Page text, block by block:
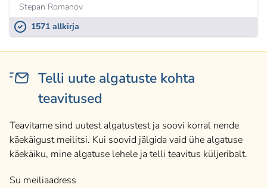
Stepan Romanov
1571 allkirja
Telli uute algatuste kohta
teavitused
Teavitame sind uutest algatustest ja soovi korral nende
käekäigust meilitsi. Kui soovid jälgida vaid ühe algatuse
käekäiku, mine algatuse lehele ja telli teavitus küljeribalt.
Su meiliaadress